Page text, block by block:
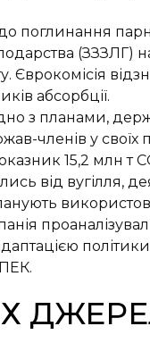
поглинання
(ЗЗЗЛГ)
Єврокомісія
абсорбції.
з планами,
членів у своїх
15,2 млн т
від вугілля,